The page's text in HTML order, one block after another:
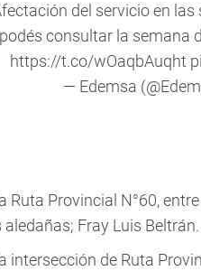
del servicio en
consultar la semana
https://t.co/wOaqbAuqht
— Edemsa
Ruta Provincial N°60,
aledañas; Fray Luis
intersección de Ruta